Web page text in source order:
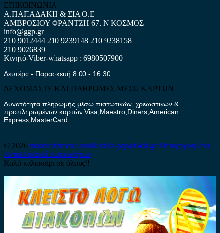
ΕΠΙΚΟΙΝΩΝΙΑ
Α.ΠΑΠΑΔΑΚΗ & ΣΙΑ Ο.Ε
ΑΜΒΡΟΣΙΟΥ ΦΡΑΝΤΖΗ 67, Ν.ΚΟΣΜΟΣ
info@ggp.gr
210 9012444 210 9239148 210 9238158
210 9026839
Κινητό-Viber-whatsapp : 6980507900
Δευτέρα - Παρασκευή 8:00 - 16:30
ΔΕΧΟΜΑΣΤΕ ΚΑΙ ΠΛΗΡΩΜΕΣ ΜΕΣΩ ΚΑΡΤΩΝ
Δυνατότητα πληρωμής μέσω πιστωτικών, χρεωστικών &
προπληρωμένων καρτών Visa,Maestro,Diners,American
Express,MasterCard.
© 2026 metaxeirismena.antallaktika-papadakis.grΜεταχειρισμένα
Ανταλλακτικά Αυτοκινήτων
Καλό καλοκαίρι σε όλους!!